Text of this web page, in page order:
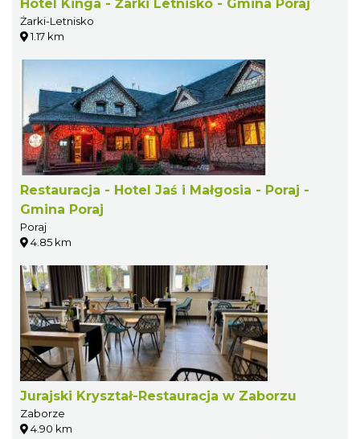
Hotel Kinga - Żarki Letnisko - Gmina Poraj
Żarki-Letnisko
1.17 km
Restauracja - Hotel Jaś i Małgosia - Poraj -
Gmina Poraj
Poraj
4.85 km
Jurajski Kryształ-Restauracja w Zaborzu
Zaborze
4.90 km